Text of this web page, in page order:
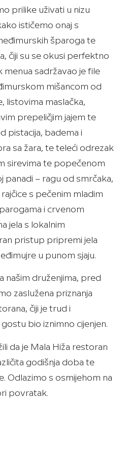
prilike uživati u nizu
ističemo onaj s
šparoga te
čiji su se okusi perfektno
menua sadržavao je file
mišancom od
listovima maslačka,
prepeličjim jajem te
pistacija, badema i
sa žara, te teleći odrezak
sirevima te popečenom
panadi – ragu od smrčaka,
rajčice s pečenim mladim
i crvenom
jela s lokalnim
pristup pripremi jela
u punom sjaju.
našim druženjima, pred
zaslužena priznanja
čiji je trud i
bio iznimno cijenjen.
da je Mala Hiža restoran
godišnja doba te
Odlazimo s osmijehom na
povratak.